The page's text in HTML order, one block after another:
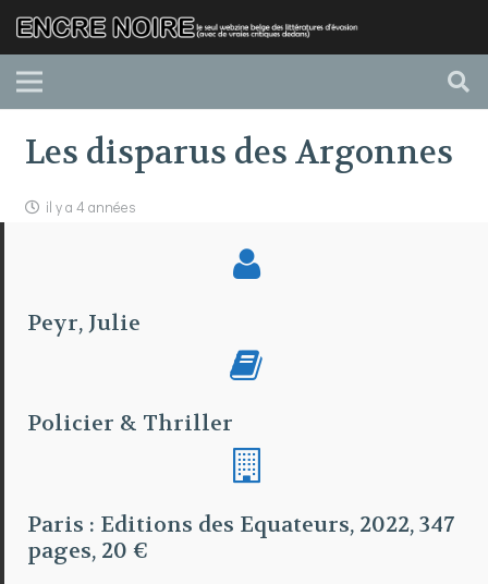
Les disparus des Argonnes
il y a 4 années
Peyr, Julie
Policier & Thriller
Paris : Editions des Equateurs, 2022, 347
pages, 20 €